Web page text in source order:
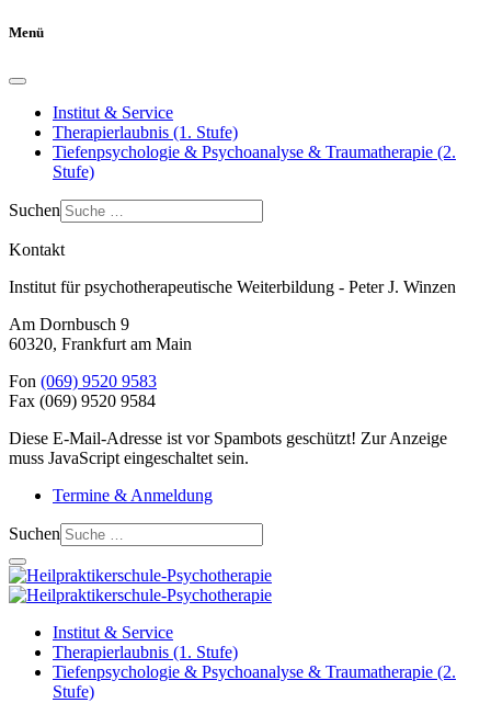
Menü
Institut & Service
Therapierlaubnis (1. Stufe)
Tiefenpsychologie & Psychoanalyse & Traumatherapie (2.
Stufe)
Suchen
Kontakt
Institut für psychotherapeutische Weiterbildung - Peter J. Winzen
Am Dornbusch 9
60320, Frankfurt am Main
Fon (069) 9520 9583
Fax (069) 9520 9584
Diese E-Mail-Adresse ist vor Spambots geschützt! Zur Anzeige
muss JavaScript eingeschaltet sein.
Termine & Anmeldung
Suchen
Institut & Service
Therapierlaubnis (1. Stufe)
Tiefenpsychologie & Psychoanalyse & Traumatherapie (2.
Stufe)